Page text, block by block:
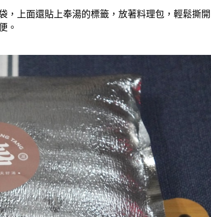
，上面還貼上奉湯的標籤，放著料理包，輕鬆撕開
。